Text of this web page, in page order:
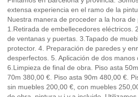
extensa experiencia en el ramo de la
Nuestra manera de proceder a la hora de
1.Retirada de embellecedores eléctricos.
de ventanas y puertas. 3.Tapado de
protector. 4. Preparación de paredes y
desperfectos. 5. Aplicación de dos manos
6.Limpieza de final de obra. Piso asta
70m 380,00 €. Piso asta 90m 480,00 €.
sin muebles 200,00 €, con muebles